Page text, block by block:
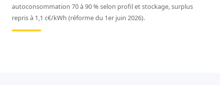
autoconsommation 70 à 90 % selon profil et stockage, surplus
repris à 1,1 c€/kWh (réforme du 1er juin 2026).